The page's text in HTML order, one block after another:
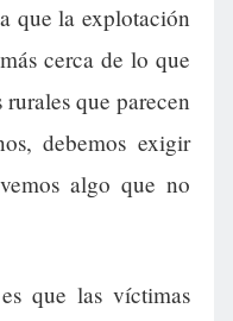
que la explotación
cerca de lo que
que parecen
debemos exigir
algo que no
que las víctimas